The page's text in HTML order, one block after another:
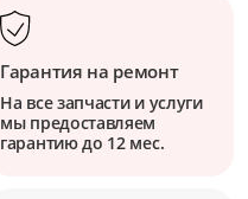
Гарантия на ремонт
На все запчасти и услуги
мы предоставляем
гарантию до 12 мес.